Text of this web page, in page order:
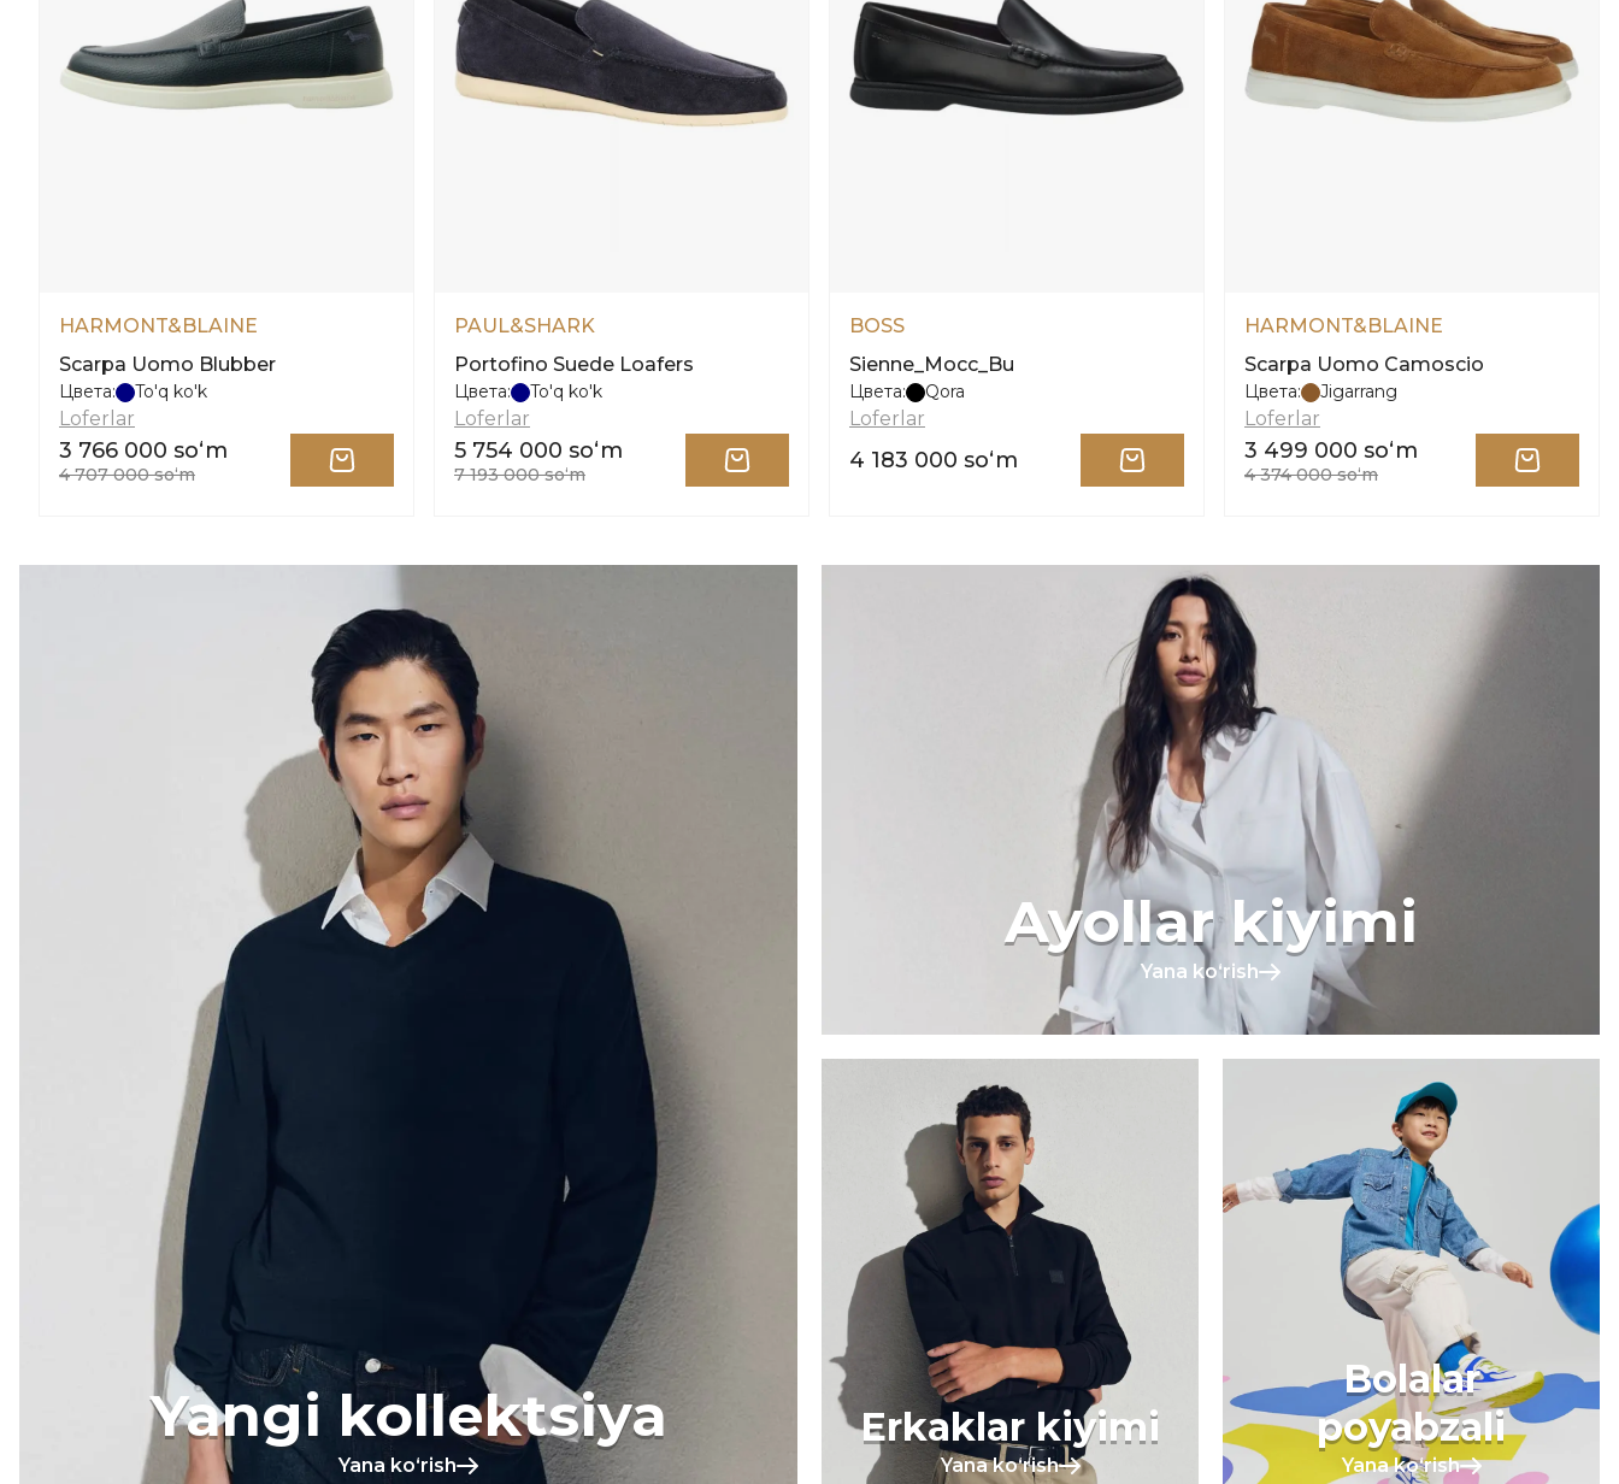
HARMONT&BLAINE
Scarpa Uomo Blubber
Цвета: To'q ko'k
Loferlar
3 766 000 soʻm
4 707 000 soʻm
PAUL&SHARK
Portofino Suede Loafers
Цвета: To'q ko'k
Loferlar
5 754 000 soʻm
7 193 000 soʻm
BOSS
Sienne_Mocc_Bu
Цвета: Qora
Loferlar
4 183 000 soʻm
HARMONT&BLAINE
Scarpa Uomo Camoscio
Цвета: Jigarrang
Loferlar
3 499 000 soʻm
4 374 000 soʻm
Yangi kollektsiya
Yana koʻrish
Ayollar kiyimi
Yana koʻrish
Erkaklar kiyimi
Yana koʻrish
Bolalar
poyabzali
Yana koʻrish